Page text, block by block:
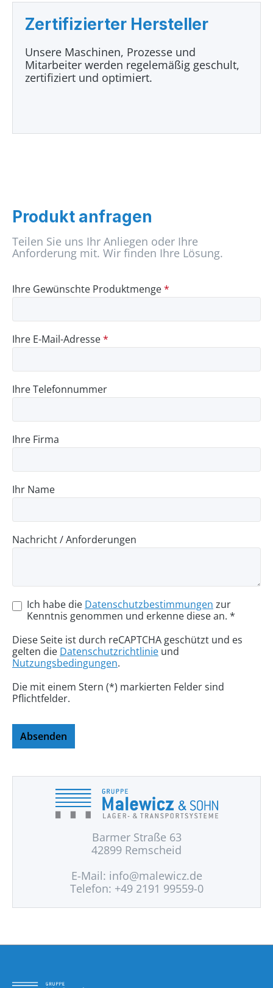
Zertifizierter Hersteller
Unsere Maschinen, Prozesse und
Mitarbeiter werden regelemäßig geschult,
zertifiziert und optimiert.
Produkt anfragen
Teilen Sie uns Ihr Anliegen oder Ihre
Anforderung mit. Wir finden Ihre Lösung.
Ihre Gewünschte Produktmenge*
Ihre E-Mail-Adresse*
Ihre Telefonnummer
Ihre Firma
Ihr Name
Nachricht / Anforderungen
Ich habe die Datenschutzbestimmungen zur
Kenntnis genommen und erkenne diese an. *
Diese Seite ist durch reCAPTCHA geschützt und es
gelten die Datenschutzrichtlinie und
Nutzungsbedingungen.
Die mit einem Stern (*) markierten Felder sind
Pflichtfelder.
Absenden
Barmer Straße 63
42899 Remscheid
E-Mail: info@malewicz.de
Telefon: +49 2191 99559-0